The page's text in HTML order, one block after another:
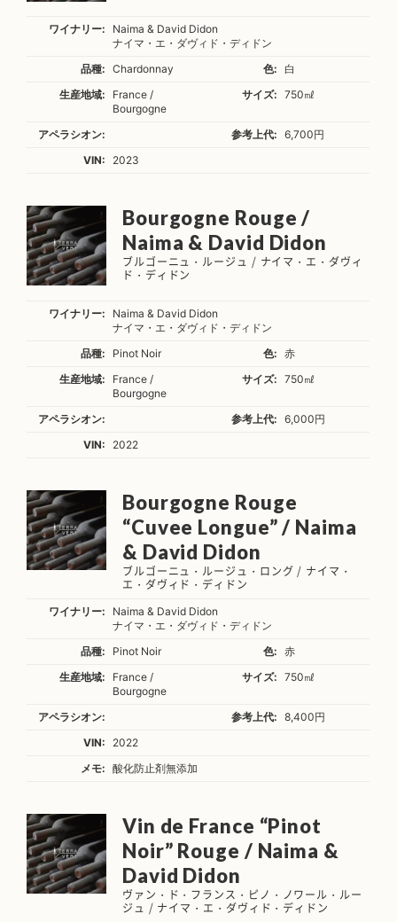
ワイナリー:
Naima & David Didon
ナイマ・エ・ダヴィド・ディドン
品種:
Chardonnay 色:
白
生産地域:
France /
Bourgogne
サイズ: 750㎖
アペラシオン: 参考上代:
6,700円
VIN:
2023
Bourgogne Rouge /
Naima & David Didon
ブルゴーニュ・ルージュ / ナイマ・エ・ダヴィ
ド・ディドン
ワイナリー:
Naima & David Didon
ナイマ・エ・ダヴィド・ディドン
品種:
Pinot Noir 色:
赤
生産地域:
France /
Bourgogne
サイズ: 750㎖
アペラシオン: 参考上代:
6,000円
VIN:
2022
Bourgogne Rouge
“Cuvee Longue” / Naima
& David Didon
ブルゴーニュ・ルージュ・ロング / ナイマ・
エ・ダヴィド・ディドン
ワイナリー:
Naima & David Didon
ナイマ・エ・ダヴィド・ディドン
品種:
Pinot Noir 色:
赤
生産地域:
France /
Bourgogne
サイズ: 750㎖
アペラシオン: 参考上代:
8,400円
VIN:
2022
メモ:
酸化防止剤無添加
Vin de France “Pinot
Noir” Rouge / Naima &
David Didon
ヴァン・ド・フランス・ピノ・ノワール・ルー
ジュ / ナイマ・エ・ダヴィド・ディドン